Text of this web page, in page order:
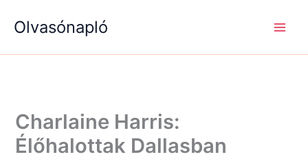
Olvasónapló
Charlaine Harris:
Élőhalottak Dallasban
e
a
é
g
k
é
g
k